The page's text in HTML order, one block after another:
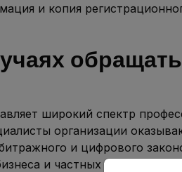
и копия
широкий спектр
организации
и цифрового
и частных клиентов.